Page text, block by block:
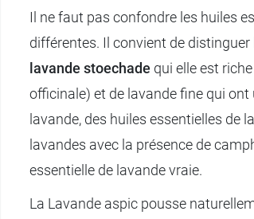
Il ne faut pas confondre les huiles
différentes. Il convient de distinguer
lavande stoechade qui elle est
officinale) et de lavande fine qui
lavande, des huiles essentielles de
lavandes avec la présence de
essentielle de lavande vraie.
La Lavande aspic pousse